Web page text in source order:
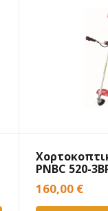
PNBC 520-
160,00 €